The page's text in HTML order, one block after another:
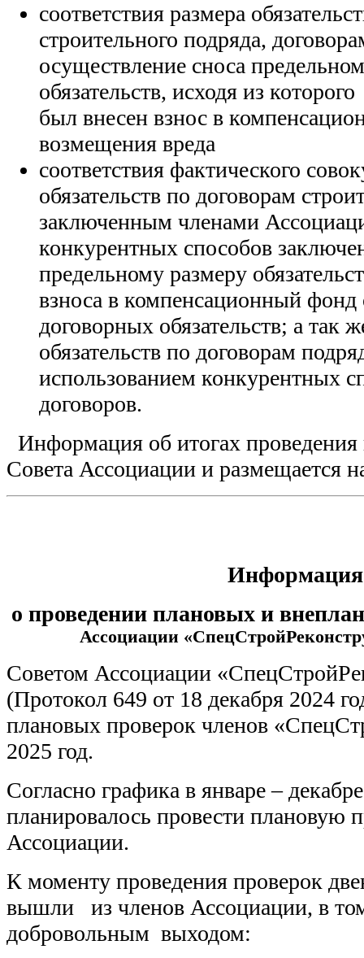
соответствия размера
строительного подряда,
осуществление сноса
обязательств, исходя из
был внесен взнос в
возмещения вреда
соответствия фактического
обязательств по договорам
заключенным членами
конкурентных способов
предельному размеру
взноса в компенсационный фонд
договорных обязательств; а так
обязательств по договорам
использованием конкурентных
договоров.
Информация об итогах проведения
Совета Ассоциации и размещается
Информация
о проведении плановых и
Ассоциации
Советом Ассоциации
(Протокол 649 от 18 декабря 2024
плановых проверок членов
2025 год.
Согласно графика в январе –
планировалось провести плановую
Ассоциации.
К моменту проведения проверок
вышли из членов Ассоциации, в
добровольным выходом: